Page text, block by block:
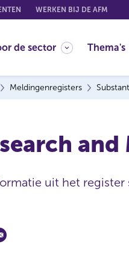
WERKEN BIJ DE AFM
de sector Thema's
Meldingenregisters
uit het